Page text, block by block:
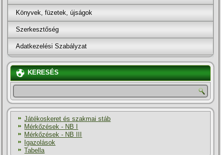
Könyvek, füzetek, újságok
Szerkesztőség
Adatkezelési Szabályzat
KERESÉS
Játékoskeret és szakmai stáb
Mérkőzések - NB I
Mérkőzések - NB III
Igazolások
Tabella